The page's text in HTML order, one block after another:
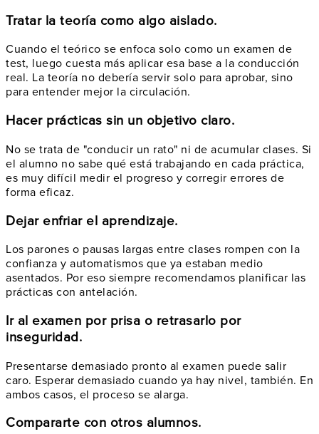
Tratar la teoría como algo aislado.
Cuando el teórico se enfoca solo como un examen de
test, luego cuesta más aplicar esa base a la conducción
real. La teoría no debería servir solo para aprobar, sino
para entender mejor la circulación.
Hacer prácticas sin un objetivo claro.
No se trata de "conducir un rato" ni de acumular clases. Si
el alumno no sabe qué está trabajando en cada práctica,
es muy difícil medir el progreso y corregir errores de
forma eficaz.
Dejar enfriar el aprendizaje.
Los parones o pausas largas entre clases rompen con la
confianza y automatismos que ya estaban medio
asentados. Por eso siempre recomendamos planificar las
prácticas con antelación.
Ir al examen por prisa o retrasarlo por
inseguridad.
Presentarse demasiado pronto al examen puede salir
caro. Esperar demasiado cuando ya hay nivel, también. En
ambos casos, el proceso se alarga.
Compararte con otros alumnos.